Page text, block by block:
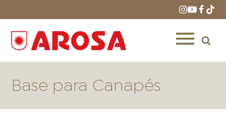
Base para Canapés